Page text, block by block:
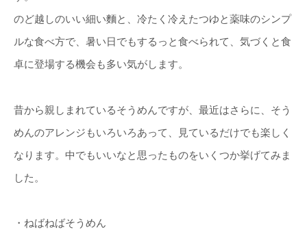
のど越しのいい細い麵と、冷たく冷えたつゆと薬味のシンプ
ルな食べ方で、暑い日でもするっと食べられて、気づくと食
卓に登場する機会も多い気がします。
昔から親しまれているそうめんですが、最近はさらに、そう
めんのアレンジもいろいろあって、見ているだけでも楽しく
なります。中でもいいなと思ったものをいくつか挙げてみま
した。
・ねばねばそうめん